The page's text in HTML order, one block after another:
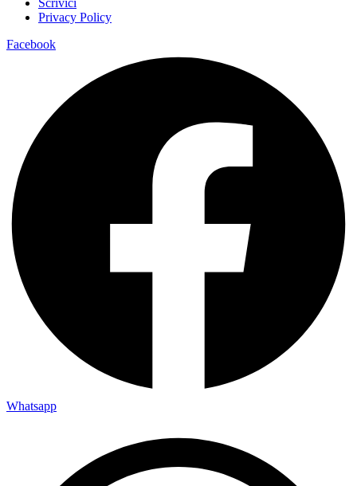
Privacy Policy
Facebook
Whatsapp